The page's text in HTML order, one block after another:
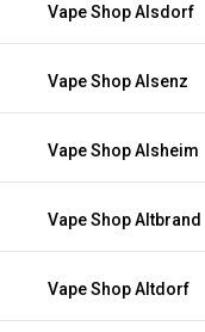
Vape Shop Alsdorf
Vape Shop Alsenz
Vape Shop Alsheim
Vape Shop Altbrand
Vape Shop Altdorf